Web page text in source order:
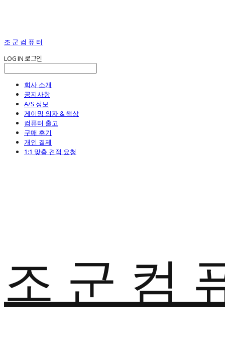
조 군 컴 퓨 터
LOG IN로그인
회사 소개
공지사항
A/S 정보
게이밍 의자 & 책상
컴퓨터 출고
구매 후기
개인 결제
1:1 맞춤 견적 요청
조 군 컴